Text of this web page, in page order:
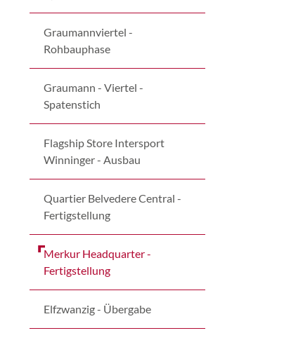
Graumannviertel -
Rohbauphase
Graumann - Viertel -
Spatenstich
Flagship Store Intersport
Winninger - Ausbau
Quartier Belvedere Central -
Fertigstellung
Merkur Headquarter -
Fertigstellung
Elfzwanzig - Übergabe